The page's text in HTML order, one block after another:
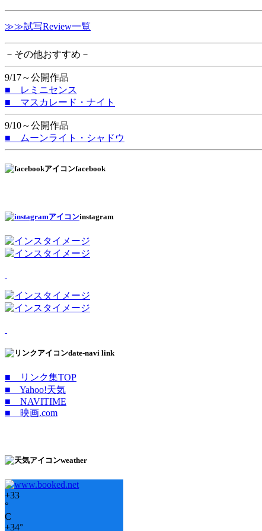
≫≫試写Review一覧
－その他おすすめ－
9/17～公開作品
■ レミニセンス
■ マスカレード・ナイト
9/10～公開作品
■ ムーンライト・シャドウ
facebook
instagram
date-navi link
■ リンク集TOP
■ Yahoo!天気
■ NAVITIME
■ 映画.com
weather
+33
°
C
+34°